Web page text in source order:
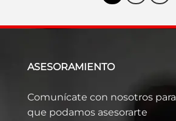
ASESORAMIENTO
Comunícate con nosotros para
que podamos asesorarte